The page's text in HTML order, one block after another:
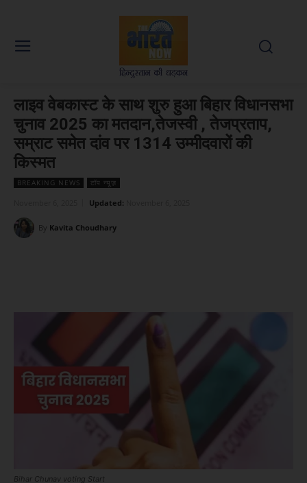
लाइव वेबकास्ट के साथ शुरु हुआ बिहार विधानसभा
चुनाव 2025 का मतदान,तेजस्वी , तेजप्रताप,
सम्राट समेत दांव पर 1314 उम्मीदवारों की
किस्मत
BREAKING NEWS टॉप न्यूज़
Updated:
By Kavita Choudhary
Bihar Chunav voting Start